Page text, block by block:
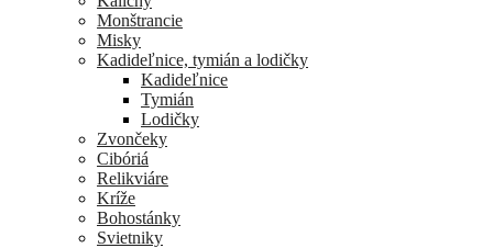
Monštrancie
Misky
Kadideľnice, tymián a lodičky
Kadideľnice
Tymián
Lodičky
Zvončeky
Cibóriá
Relikviáre
Kríže
Bohostánky
Svietniky